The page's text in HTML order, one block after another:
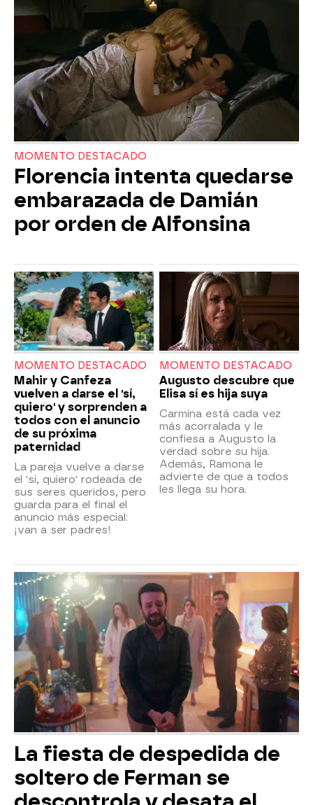
MOMENTO DESTACADO
Florencia intenta quedarse
embarazada de Damián
por orden de Alfonsina
MOMENTO DESTACADO
Mahir y Canfeza
vuelven a darse el 'sí,
quiero' y sorprenden a
todos con el anuncio
de su próxima
paternidad
La pareja vuelve a darse
el 'sí, quiero' rodeada de
sus seres queridos, pero
guarda para el final el
anuncio más especial:
¡van a ser padres!
MOMENTO DESTACADO
Augusto descubre que
Elisa sí es hija suya
Carmina está cada vez
más acorralada y le
confiesa a Augusto la
verdad sobre su hija.
Además, Ramona le
advierte de que a todos
les llega su hora.
La fiesta de despedida de
soltero de Ferman se